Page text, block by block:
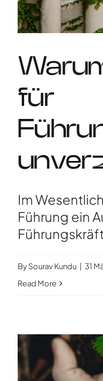
für
Im
Führung ein
BySourav Kundu 31
Read More